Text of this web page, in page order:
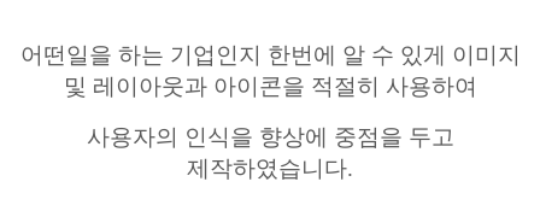
어떤일을 하는 기업인지 한번에 알 수 있게 이미지
및 레이아웃과 아이콘을 적절히 사용하여
사용자의 인식을 향상에 중점을 두고
제작하였습니다.